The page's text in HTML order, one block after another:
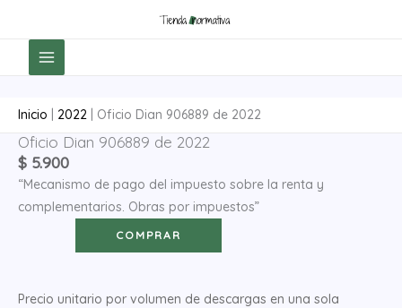
contenido
Inicio 2022 Oficio Dian 906889 de 2022
Oficio Dian 906889 de 2022
$ 5.900
“Mecanismo de pago del impuesto sobre la renta y
complementarios. Obras por impuestos”
Oficio
Dian
906889
de
COMPRAR
Precio unitario por volumen de descargas en una sola